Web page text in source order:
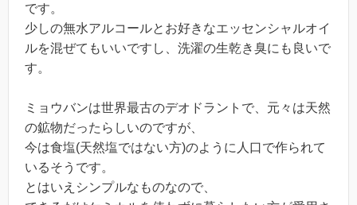
です。
少しの無水アルコールとお好きなエッセンシャルオイ
ルを混ぜてもいいですし、洗濯の生乾き臭にも良いで
す。
ミョウバンは世界最古のデオドラントで、元々は天然
の鉱物だったらしいのですが、
今は食塩(天然塩ではない方)のように人口で作られて
いるそうです。
とはいえシンプルなものなので、